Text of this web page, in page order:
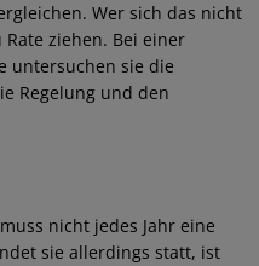
Wer sich das nicht
ziehen. Bei einer
untersuchen sie die
Regelung und den
nicht jedes Jahr eine
sie allerdings statt, ist